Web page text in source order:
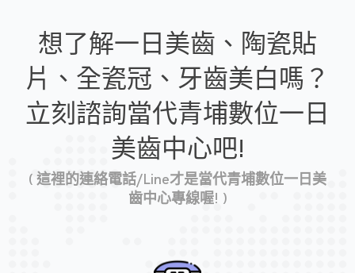
想了解一日美齒、陶瓷貼
片、全瓷冠、牙齒美白嗎？
立刻諮詢當代青埔數位一日
美齒中心吧!
( 這裡的連絡電話/Line才是當代青埔數位一日美
齒中心專線喔! )